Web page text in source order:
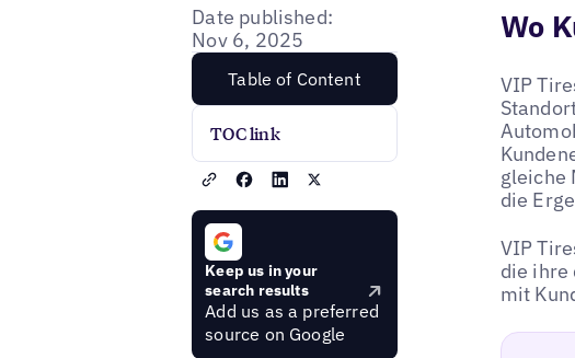
Date published:
Nov 6, 2025
Table of Content
TOC link
Keep us in your
search results
Add us as a preferred
source on Google
Wo
VIP
gleiche
die
VIP
die ihre
mit